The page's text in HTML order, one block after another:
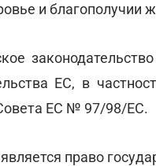
и благополучии
ЕС, в
ЕС № 97/98/ЕС.
право